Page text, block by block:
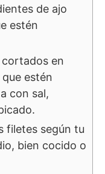
de ajo
estén
en
estén
con sal,
filetes según tu
bien cocido o